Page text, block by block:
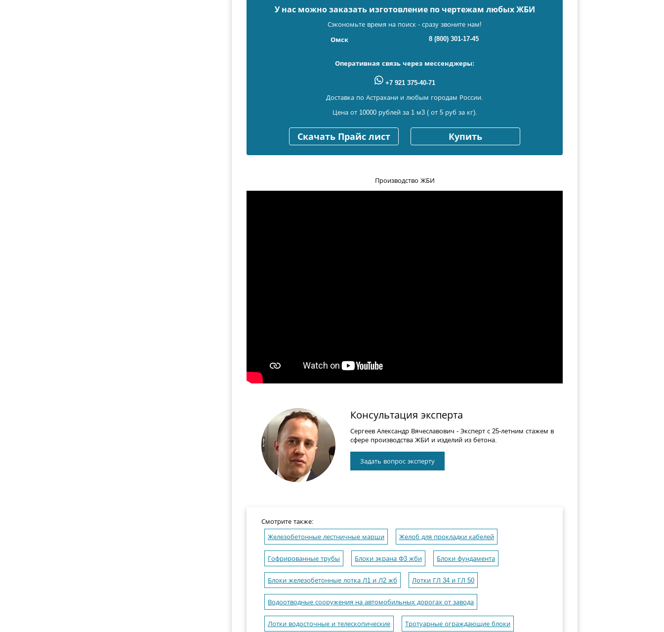
У нас можно заказать изготовление по чертежам любых ЖБИ
Сэкономьте время на поиск - сразу звоните нам!
Омск 8 (800) 301-17-45
Оперативная связь через мессенджеры:
+7 921 375-40-71
Доставка по Астрахани и любым городам России.
Цена от 10000 рублей за 1 м3 ( от 5 руб за кг).
Скачать Прайс лист Купить
Производство ЖБИ
Консультация эксперта
Сергеев Александр Вячеславович - Эксперт с 25-летним стажем в
сфере производства ЖБИ и изделий из бетона.
Задать вопрос эксперту
Смотрите также:
Железобетонные лестничные марши Желоб для прокладки кабелей
Гофрированные трубы Блоки экрана Ф3 жби Блоки фундамента
Блоки железобетонные лотка Л1 и Л2 жб Лотки ГЛ 34 и ГЛ 50
Водоотводные сооружения на автомобильных дорогах от завода
Лотки водосточные и телескопические Тротуарные ограждающие блоки